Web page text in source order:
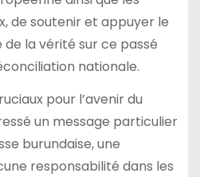
de soutenir et appuyer le
de la vérité sur ce passé
nationale.
pour l’avenir du
un message particulier
burundaise, une
responsabilité dans les